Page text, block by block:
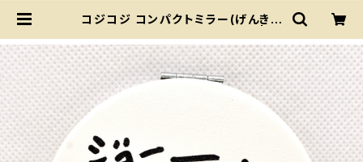
コジコジ コンパクトミラー(げんきん
びまる子ちゃんランド